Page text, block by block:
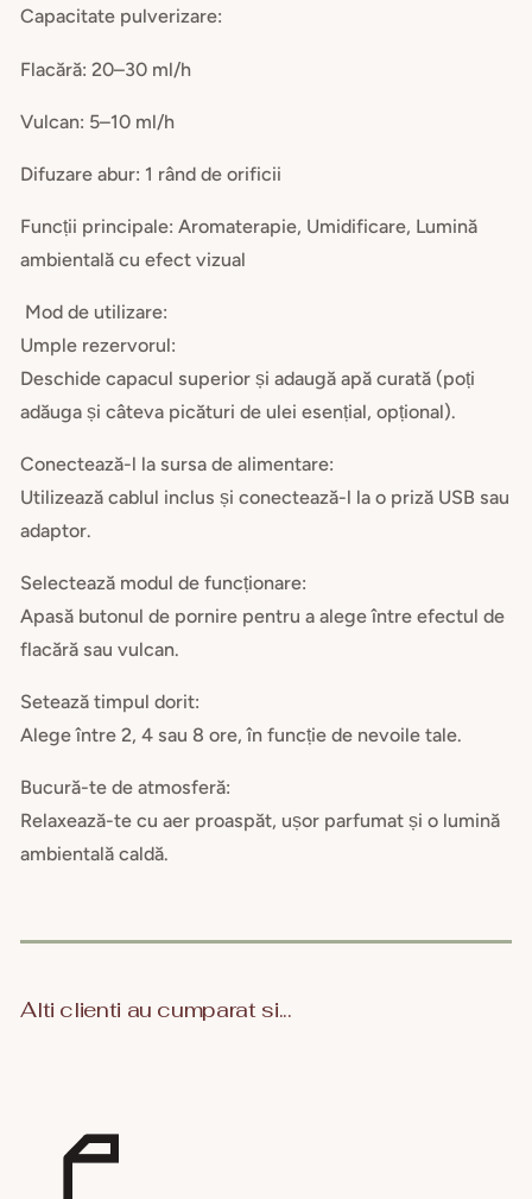
Capacitate pulverizare:
Flacără: 20–30 ml/h
Vulcan: 5–10 ml/h
Difuzare abur: 1 rând de orificii
Funcții principale: Aromaterapie, Umidificare, Lumină
ambientală cu efect vizual
Mod de utilizare:
Umple rezervorul:
Deschide capacul superior și adaugă apă curată (poți
adăuga și câteva picături de ulei esențial, opțional).
Conectează-l la sursa de alimentare:
Utilizează cablul inclus și conectează-l la o priză USB sau
adaptor.
Selectează modul de funcționare:
Apasă butonul de pornire pentru a alege între efectul de
flacără sau vulcan.
Setează timpul dorit:
Alege între 2, 4 sau 8 ore, în funcție de nevoile tale.
Bucură-te de atmosferă:
Relaxează-te cu aer proaspăt, ușor parfumat și o lumină
ambientală caldă.
Alti clienti au cumparat si...